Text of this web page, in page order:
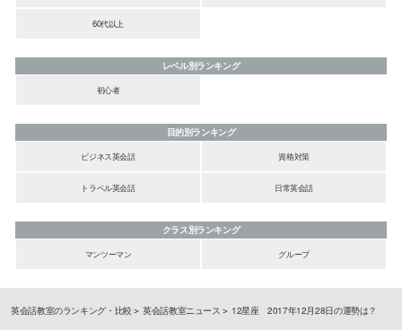
60代以上
レベル別ランキング
初心者
目的別ランキング
ビジネス英会話
資格対策
トラベル英会話 日常英会話
クラス別ランキング
マンツーマン
グループ
英会話教室のランキング・比較 英会話教室ニュース 12星座 2017年12月28日の運勢は？